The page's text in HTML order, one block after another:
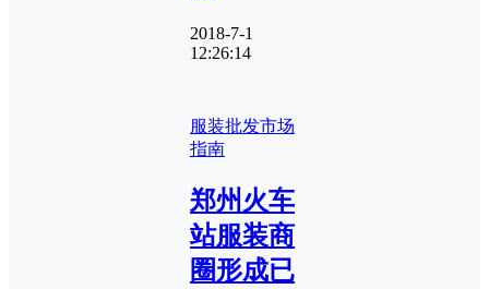
2018-7-1
12:26:14
服装批发市场
指南
郑州火车
站服装商
圈形成已